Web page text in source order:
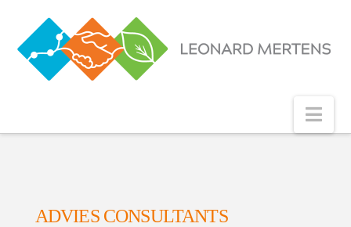
ADVIES CONSULTANTS